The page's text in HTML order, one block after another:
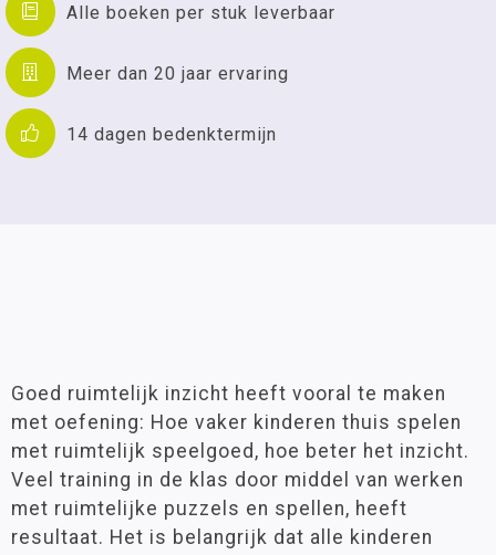
Alle boeken per stuk leverbaar
Meer dan 20 jaar ervaring
14 dagen bedenktermijn
Goed ruimtelijk inzicht heeft vooral te maken
met oefening: Hoe vaker kinderen thuis spelen
met ruimtelijk speelgoed, hoe beter het inzicht.
Veel training in de klas door middel van werken
met ruimtelijke puzzels en spellen, heeft
resultaat. Het is belangrijk dat alle kinderen